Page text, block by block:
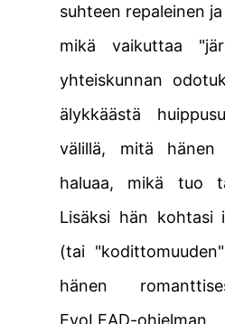
suhteen repaleinen
mikä vaikuttaa
yhteiskunnan
älykkäästä
välillä, mitä hänen
haluaa, mikä tuo
Lisäksi hän kohtasi
(tai
hänen
EvoLEAD-